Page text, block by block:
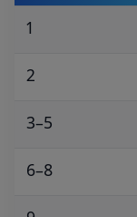
1
2
3–5
6–8